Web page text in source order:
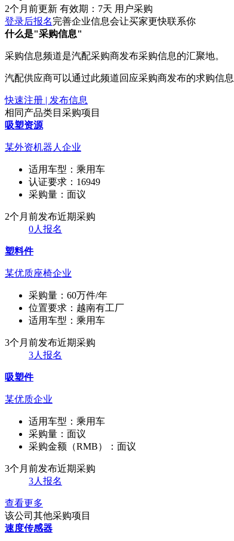
2个月前更新 有效期：7天 用户采购
登录后报名完善企业信息会让买家更快联系你
什么是"采购信息"
采购信息频道是汽配采购商发布采购信息的汇聚地。
汽配供应商可以通过此频道回应采购商发布的求购信息
快速注册 | 发布信息
相同产品类目采购项目
吸塑资源
某外资机器人企业
适用车型： 乘用车
认证要求： 16949
采购量： 面议
2个月前发布近期采购
0人报名
塑料件
某优质座椅企业
采购量： 60万件/年
位置要求： 越南有工厂
适用车型： 乘用车
3个月前发布近期采购
3人报名
吸塑件
某优质企业
适用车型： 乘用车
采购量： 面议
采购金额（RMB）： 面议
3个月前发布近期采购
3人报名
查看更多
该公司其他采购项目
速度传感器